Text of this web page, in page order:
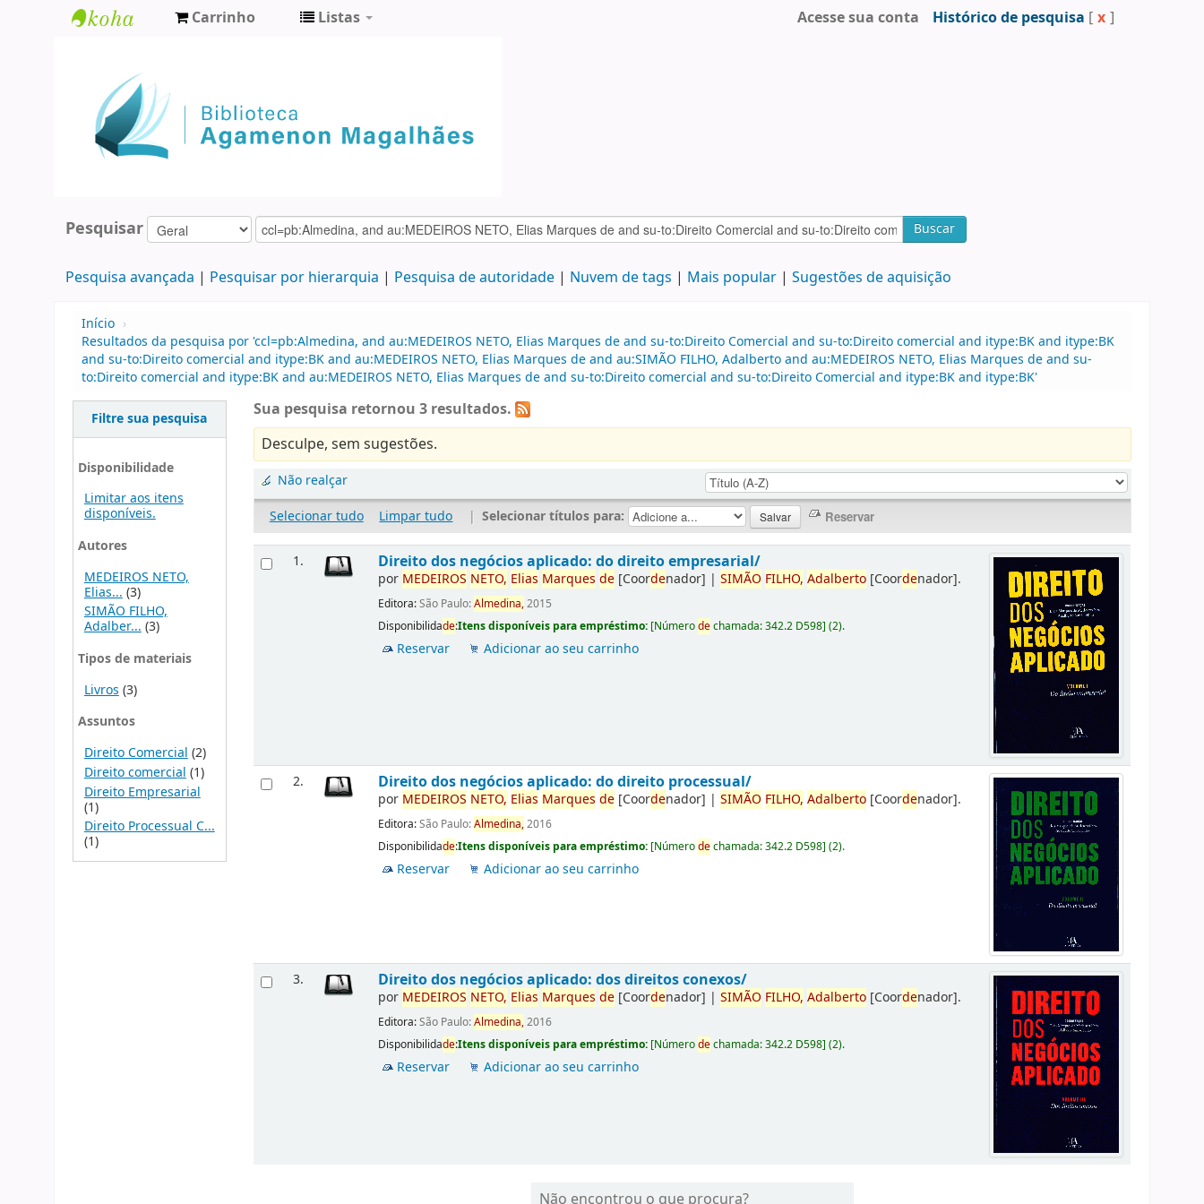
Agamenon
Magalhães
Carrinho Listas Acesse sua conta Histórico de pesquisa [ x ]
Pesquisar Buscar
Pesquisa avançada Pesquisar por hierarquia Pesquisa de autoridade Nuvem de tags Mais popular Sugestões de aquisição
Início ›
Resultados da pesquisa por 'ccl=pb:Almedina, and au:MEDEIROS NETO, Elias Marques de and su-to:Direito Comercial and su-to:Direito comercial and itype:BK and itype:BK
and su-to:Direito comercial and itype:BK and au:MEDEIROS NETO, Elias Marques de and au:SIMÃO FILHO, Adalberto and au:MEDEIROS NETO, Elias Marques de and su-
to:Direito comercial and itype:BK and au:MEDEIROS NETO, Elias Marques de and su-to:Direito comercial and su-to:Direito Comercial and itype:BK and itype:BK'
Filtre sua pesquisa
Disponibilidade
Limitar aos itens
disponíveis.
Autores
MEDEIROS NETO,
Elias... (3)
SIMÃO FILHO,
Adalber...(3)
Tipos de materiais
Livros (3)
Assuntos
Direito Comercial (2)
Direito comercial (1)
Direito Empresarial
(1)
Direito Processual C...
(1)
Sua pesquisa retornou 3 resultados.
Desculpe, sem sugestões.
Não realçar
Selecionar tudo
Limpar tudo | Selecionar títulos para:
1. Direito dos negócios aplicado: do direito empresarial/
por MEDEIROS NETO, Elias Marques de [Coordenador] |SIMÃO FILHO, Adalberto [Coordenador].
Editora:São Paulo:Almedina,2015
Disponibilidade:Itens disponíveis para empréstimo: [Númerodechamada:342.2 D598](2).
Reservar Adicionar ao seu carrinho
2. Direito dos negócios aplicado: do direito processual/
por MEDEIROS NETO, Elias Marques de [Coordenador] |SIMÃO FILHO, Adalberto [Coordenador].
Editora:São Paulo:Almedina,2016
Disponibilidade:Itens disponíveis para empréstimo: [Númerodechamada:342.2 D598](2).
Reservar Adicionar ao seu carrinho
3. Direito dos negócios aplicado: dos direitos conexos/
por MEDEIROS NETO, Elias Marques de [Coordenador] |SIMÃO FILHO, Adalberto [Coordenador].
Editora:São Paulo:Almedina,2016
Disponibilidade:Itens disponíveis para empréstimo: [Númerodechamada:342.2 D598](2).
Reservar Adicionar ao seu carrinho